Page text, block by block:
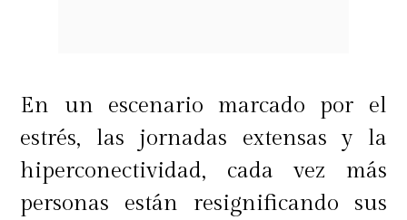
En un escenario marcado por el
estrés, las jornadas extensas y la
hiperconectividad, cada vez más
personas están resignificando sus